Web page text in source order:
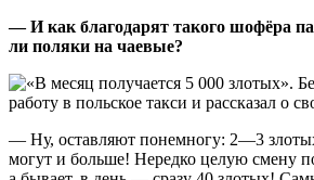
— И как благодарят такого шофёра
ли поляки на чаевые?
— Ну, оставляют понемногу: 2—3
могут и больше! Нередко целую смену